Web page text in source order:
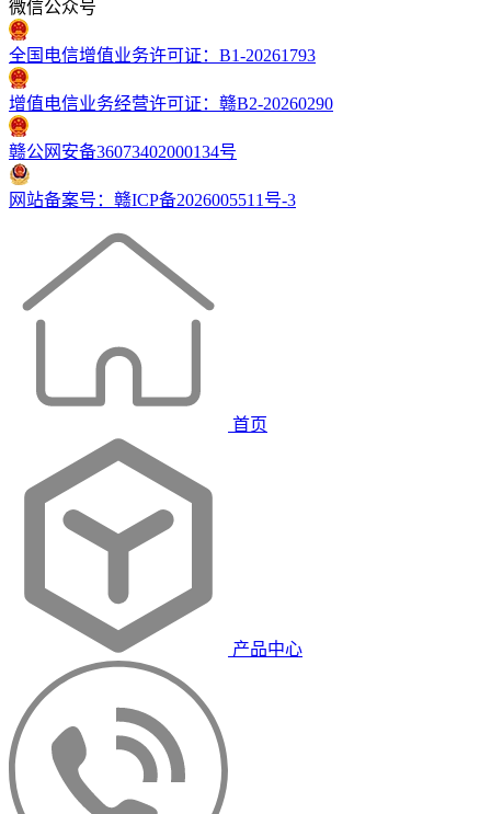
微信公众号
全国电信增值业务许可证：B1-20261793
增值电信业务经营许可证：赣B2-20260290
赣公网安备36073402000134号
网站备案号：赣ICP备2026005511号-3
首页
产品中心